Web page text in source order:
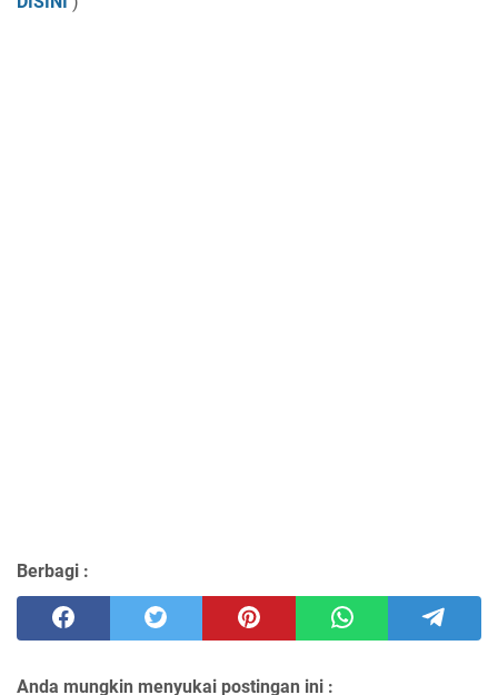
Berbagi :
Anda mungkin menyukai postingan ini :